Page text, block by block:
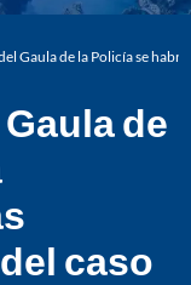
Gaula de la Policía se
de
caso